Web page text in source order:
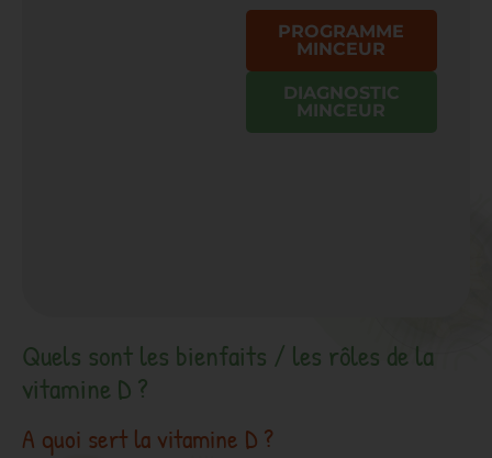
PROGRAMME
MINCEUR
DIAGNOSTIC
MINCEUR
Quels sont les bienfaits / les rôles de la
vitamine D ?
A quoi sert la vitamine D ?